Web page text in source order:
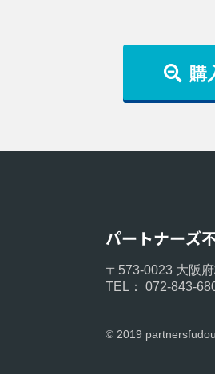
購
〒573-0023 大阪
TEL： 072-843-
© 2019